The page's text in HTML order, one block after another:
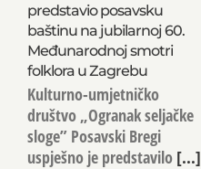
predstavio posavsku
baštinu na jubilarnoj 60.
Međunarodnoj smotri
folklora u Zagrebu
Kulturno-umjetničko
društvo „Ogranak seljačke
sloge” Posavski Bregi
uspješno je predstavilo[...]